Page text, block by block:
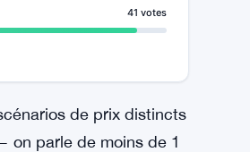
41 votes
de prix distincts
on parle de moins de 1